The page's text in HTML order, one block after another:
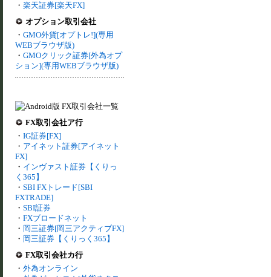
・ 楽天証券[楽天FX]
オプション取引会社
・ GMO外貨[オプトレ!](専用
WEBブラウザ版)
・ GMOクリック証券[外為オプ
ション](専用WEBブラウザ版)
FX取引会社ア行
・ IG証券[FX]
・ アイネット証券[アイネット
FX]
・ インヴァスト証券【くりっ
く365】
・ SBI FXトレード[SBI
FXTRADE]
・ SBI証券
・ FXブロードネット
・ 岡三証券[岡三アクティブFX]
・ 岡三証券【くりっく365】
FX取引会社カ行
・ 外為オンライン